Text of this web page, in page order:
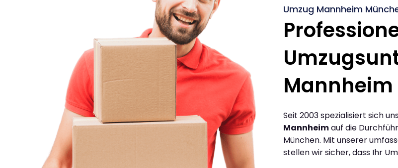
Umzug Mannheim
Mannheim
Seit 2003 spezialisiert sich
Mannheimauf die
München. Mit unserer
stellen wir sicher, dass Ihr